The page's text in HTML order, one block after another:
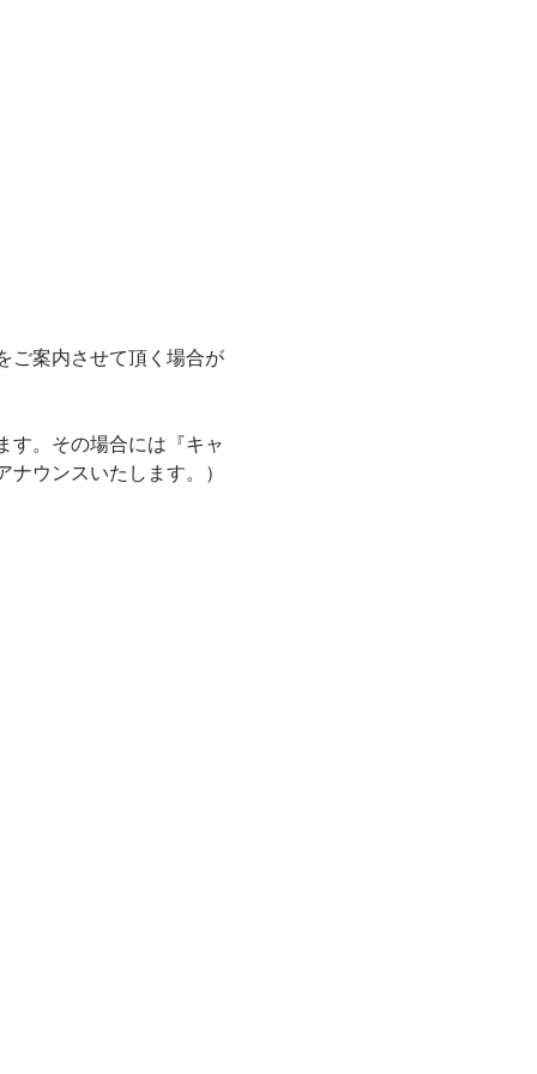
ご案内させて頂く場合が
す。その場合には『キャ
ウンスいたします。）